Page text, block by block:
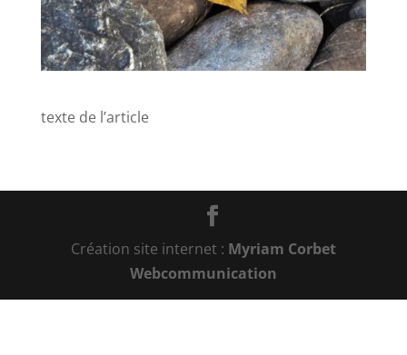
texte de l’article
Création site internet : Myriam Corbet
Webcommunication